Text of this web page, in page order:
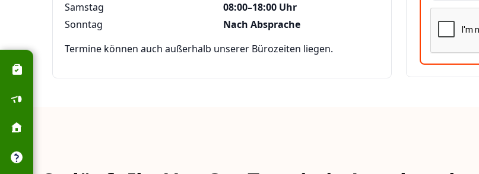
Samstag
08:00–18:00 Uhr
Sonntag
Nach Absprache
Termine können auch außerhalb unserer Bürozeiten liegen.